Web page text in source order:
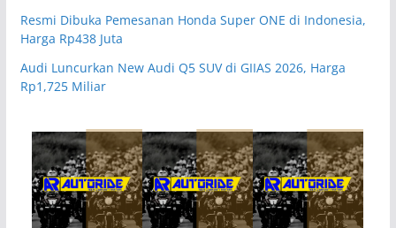
Resmi Dibuka Pemesanan Honda Super ONE di Indonesia,
Harga Rp438 Juta
Audi Luncurkan New Audi Q5 SUV di GIIAS 2026, Harga
Rp1,725 Miliar